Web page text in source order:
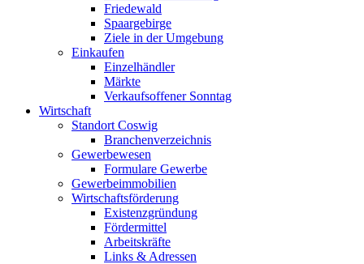
Friedewald
Spaargebirge
Ziele in der Umgebung
Einkaufen
Einzelhändler
Märkte
Verkaufsoffener Sonntag
Wirtschaft
Standort Coswig
Branchenverzeichnis
Gewerbewesen
Formulare Gewerbe
Gewerbeimmobilien
Wirtschaftsförderung
Existenzgründung
Fördermittel
Arbeitskräfte
Links & Adressen